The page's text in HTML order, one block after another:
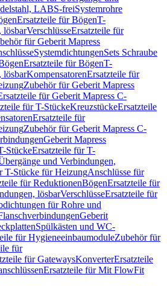
LABS-freiSystemrohre
Ersatzteile für BögenT-
lösbarVerschlüsseErsatzteile für
für Geberit Mapress
SystemdichtungenSets Schraube
Ersatzteile für BögenT-
lösbarKompensatorenErsatzteile für
Zubehör für Geberit Mapress
für Geberit Mapress C-
für T-StückeKreuzstückeErsatzteile
Ersatzteile für
Zubehör für Geberit Mapress C-
Geberit Mapress
StückeErsatzteile für T-
und Verbindungen,
T-Stücke für HeizungAnschlüsse für
für ReduktionenBögenErsatzteile für
lösbarVerschlüsseErsatzteile für
für Rohre und
Geberit
Spülkästen und WC-
für HygieneeinbaumoduleZubehör für
für
für GatewaysKonverterErsatzteile
Ersatzteile für Mit FlowFit